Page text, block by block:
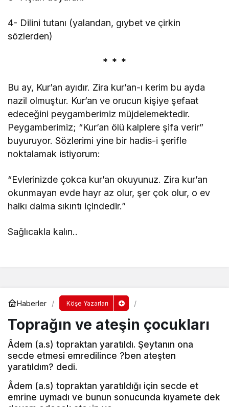
4- Dilini tutanı (yalandan, gıybet ve çirkin
sözlerden)
* * *
Bu ay, Kur’an ayıdır. Zira kur’an-ı kerim bu ayda
nazil olmuştur. Kur’an ve orucun kişiye şefaat
edeceğini peygamberimiz müjdelemektedir.
Peygamberimiz; “Kur’an ölü kalplere şifa verir”
buyuruyor. Sözlerimi yine bir hadis-i şerifle
noktalamak istiyorum:
“Evlerinizde çokca kur’an okuyunuz. Zira kur’an
okunmayan evde hayr az olur, şer çok olur, o ev
halkı daima sıkıntı içindedir.”
Sağlıcakla kalın..
Haberler Köşe Yazarları
Toprağın ve ateşin çocukları
Âdem (a.s) topraktan yaratıldı. Şeytanın ona
secde etmesi emredilince ?ben ateşten
yaratıldım? dedi.
Âdem (a.s) topraktan yaratıldığı için secde et
emrine uymadı ve bunun sonucunda kıyamete dek